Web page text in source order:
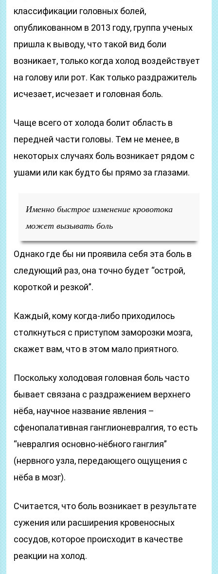
классификации головных болей,
опубликованном в 2013 году, группа ученых
пришла к выводу, что такой вид боли
возникает, только когда холод воздействует
на голову или рот. Как только раздражитель
исчезает, исчезает и головная боль.
Чаще всего от холода болит область в
передней части головы. Тем не менее, в
некоторых случаях боль возникает рядом с
ушами или как будто бы прямо за глазами.
Именно быстрое изменение кровотока
может вызывать боль
Однако где бы ни проявила себя эта боль в
следующий раз, она точно будет “острой,
короткой и резкой”.
Каждый, кому когда-либо приходилось
столкнуться с приступом заморозки мозга,
скажет вам, что в этом мало приятного.
Поскольку холодовая головная боль часто
бывает связана с раздражением верхнего
нёба, научное название явления –
сфенопалативная ганглионевралгия, то есть
“невралгия основно-нёбного ганглия”
(нервного узла, передающего ощущения с
нёба в мозг).
Считается, что боль возникает в результате
сужения или расширения кровеносных
сосудов, которое происходит в качестве
реакции на холод.